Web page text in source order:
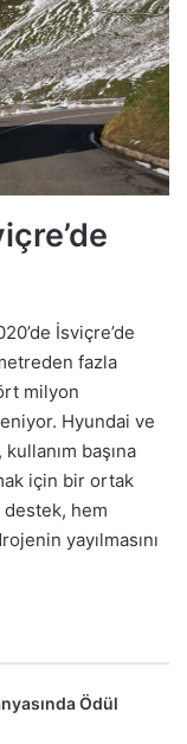
İsviçre’de
fazla
milyon
Hyundai ve
başına
için bir ortak
hem
yayılmasını
Ödül